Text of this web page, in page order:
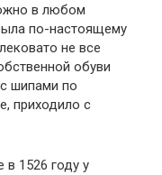
в любом
по-настоящему
не все
обуви
шипами по
приходило с
1526 году у